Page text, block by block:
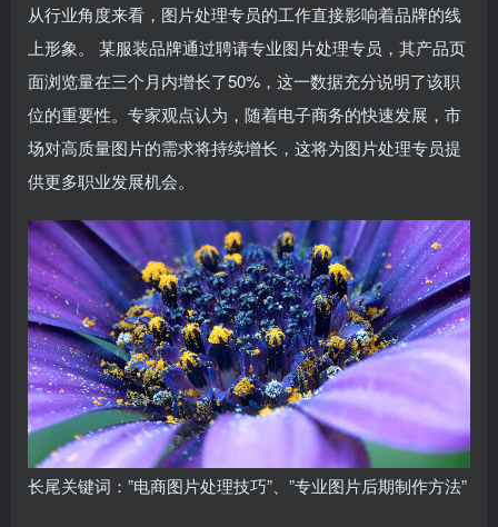
从行业角度来看，图片处理专员的工作直接影响着品牌的线
上形象。 某服装品牌通过聘请专业图片处理专员，其产品页
面浏览量在三个月内增长了50%，这一数据充分说明了该职
位的重要性。专家观点认为，随着电子商务的快速发展，市
场对高质量图片的需求将持续增长，这将为图片处理专员提
供更多职业发展机会。
长尾关键词：”电商图片处理技巧”、”专业图片后期制作方法”